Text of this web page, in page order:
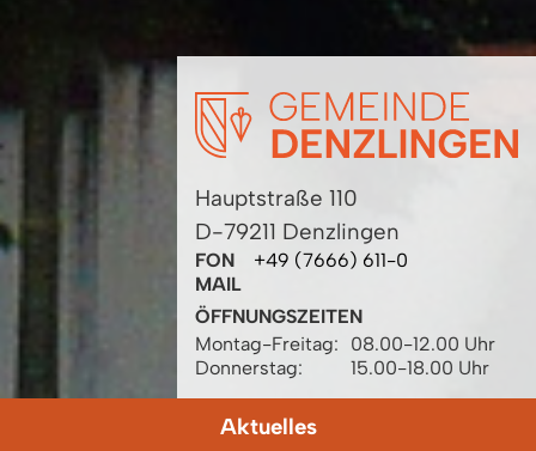
Hauptstraße 110
D-79211 Denzlingen
FON
+49 (7666) 611-0
MAIL
ÖFFNUNGSZEITEN
Montag-Freitag:
08.00-12.00 Uhr
Donnerstag:
15.00-18.00 Uhr
Aktuelles